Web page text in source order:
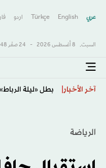
عربي English
Türkçe اردو
السبت, 8 أغسطس 2026 - 24 صفَر 1448 هـ
آخر الأخبار تشيلسي يهزم
الرياضة